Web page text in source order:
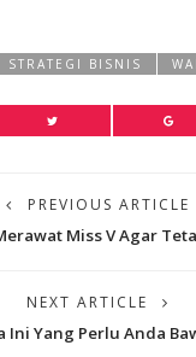
STRATEGI BISNIS
PREVIOUS ARTICLE
Miss V Agar
NEXT ARTICLE
Ini Yang Perlu Anda